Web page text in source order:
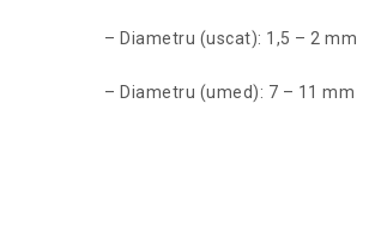
– Diametru (uscat): 1,5 – 2 mm
– Diametru (umed): 7 – 11 mm